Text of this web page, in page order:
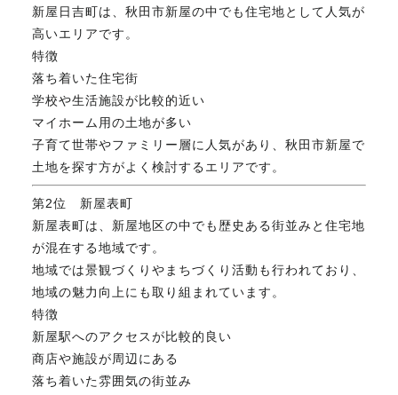
土曜10:00－15:00（要予約）
定休日：第2第4土曜日および日曜祝祭日
無料相談、お問い合わせはこちら
新屋日吉町は、秋田市新屋の中でも住宅地として人気が
高いエリアです。
特徴
落ち着いた住宅街
学校や生活施設が比較的近い
マイホーム用の土地が多い
子育て世帯やファミリー層に人気があり、秋田市新屋で
土地を探す方がよく検討するエリアです。
第2位 新屋表町
新屋表町は、新屋地区の中でも歴史ある街並みと住宅地
が混在する地域です。
地域では景観づくりやまちづくり活動も行われており、
地域の魅力向上にも取り組まれています。
特徴
新屋駅へのアクセスが比較的良い
商店や施設が周辺にある
落ち着いた雰囲気の街並み